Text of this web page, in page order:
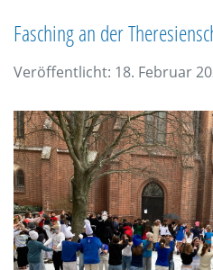
Fasching an der
Veröffentlicht: 18. Februar